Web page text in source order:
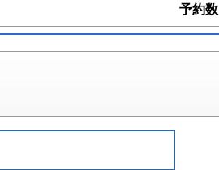
予約数